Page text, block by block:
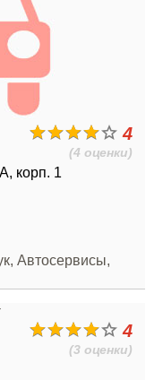
4
(4 оценки)
корп. 1
Автосервисы,
4
(3 оценки)